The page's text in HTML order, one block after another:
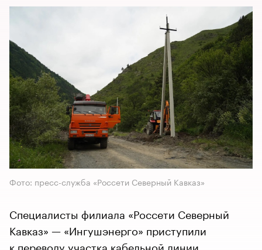
Фото: пресс-служба «Россети Северный Кавказ»
Специалисты филиала «Россети Северный
Кавказ» — «Ингушэнерго» приступили
к переводу участка кабельной линии